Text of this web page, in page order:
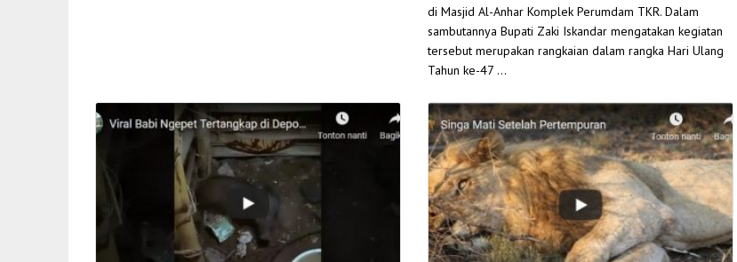
di Masjid Al-Anhar Komplek Perumdam TKR. Dalam
sambutannya Bupati Zaki Iskandar mengatakan kegiatan
tersebut merupakan rangkaian dalam rangka Hari Ulang
Tahun ke-47 …